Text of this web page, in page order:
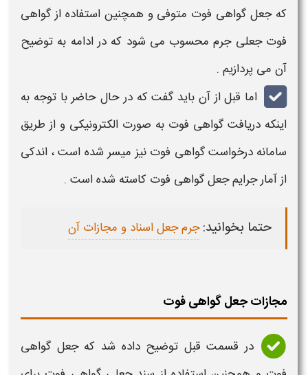
که جعل گواهی فوت متوفیو همچنین استفاده ازگواهی
فوت جعلی جرم محسوب می شود که در ادامه به توضیح
آن می پردازیم .
اما قبل از آن باید گفت که در حال حاضر با توجه به
اینکه دریافت گواهی فوت به صورت الکترونیکی و از طریق
سامانه درخواستگواهی فوت نیز میسر شده است ، اندکی
از آمار جرایمجعل گواهی فوت کاسته شده است .
حتما بخوانید: جرم جعل اسناد و مجازات آن
مجازات جعل گواهی فوت
در قسمت قبل توضیح داده شد کهجعل گواهی